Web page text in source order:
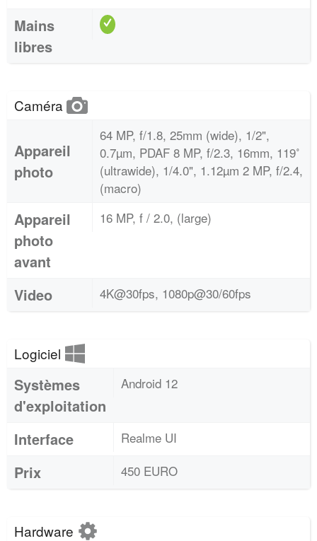
Mains
libres
Caméra
Appareil
photo
64 MP, f/1.8, 25mm (wide), 1/2",
0.7µm, PDAF 8 MP, f/2.3, 16mm, 119˚
(ultrawide), 1/4.0", 1.12µm 2 MP, f/2.4,
(macro)
Appareil
photo
avant
16 MP, f / 2.0, (large)
Video 4K@30fps, 1080p@30/60fps
Logiciel
Systèmes
d'exploitation
Android 12
Interface Realme UI
Prix 450 EURO
Hardware